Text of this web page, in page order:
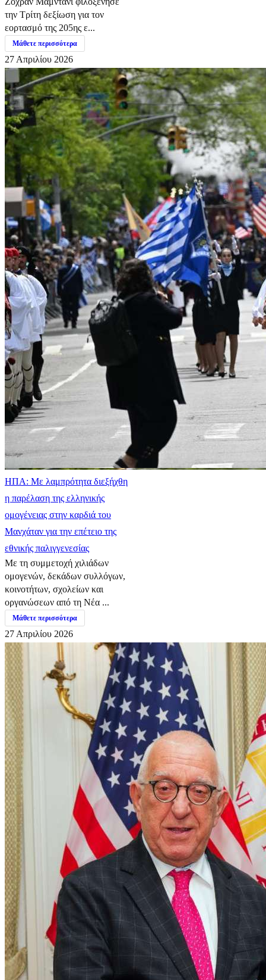
την Τρίτη δεξίωση για τον
εορτασμό της 205ης ε...
Μάθετε περισσότερα
27 Απριλίου 2026
ΗΠΑ: Με λαμπρότητα διεξήχθη
η παρέλαση της ελληνικής
ομογένειας στην καρδιά του
Μανχάταν για την επέτειο της
εθνικής παλιγγενεσίας
Με τη συμμετοχή χιλιάδων
ομογενών, δεκάδων συλλόγων,
κοινοτήτων, σχολείων και
οργανώσεων από τη Νέα ...
Μάθετε περισσότερα
27 Απριλίου 2026